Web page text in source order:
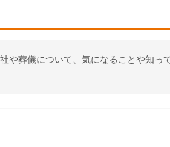
葬儀について、気になることや知っ